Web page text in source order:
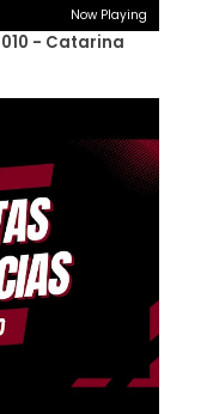
Now Playing
- Catarina